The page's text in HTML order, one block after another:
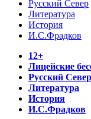
Русский Север
Литература
История
И.С.Фрадков
12+
Лицейские
Русский Север
Литература
История
И.С.Фрадков